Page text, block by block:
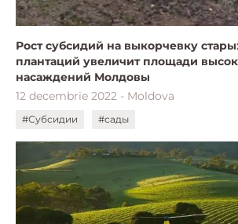
Рост субсидий на выкорчевку
плантаций увеличит площади
насаждений Молдовы
12 decembrie 2022 - Moldova
#Субсидии #сады